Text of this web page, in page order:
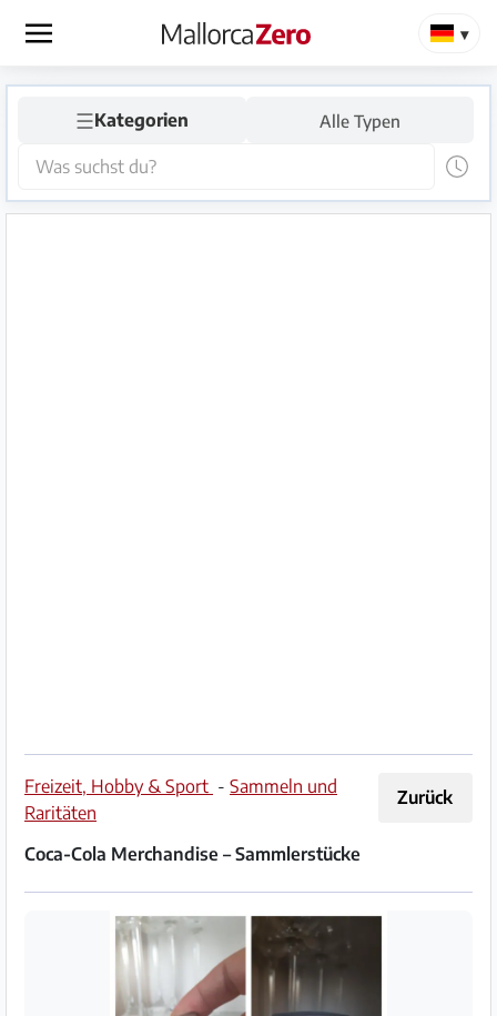
×
Startseite
Anzeige
aufgeben
Hilfe
&
☰Kategorien Alle Typen
Zurück
Freizeit, Hobby & Sport - Sammeln und
Raritäten
Coca-Cola Merchandise – Sammlerstücke